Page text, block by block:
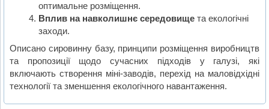
оптимальне розміщення.
Вплив на навколишнє середовищета екологічні
заходи.
Описано сировинну базу, принципи розміщення виробництв
та пропозиції щодо сучасних підходів у галузі, які
включають створення міні-заводів, перехід на маловідхідні
технології та зменшення екологічного навантаження.